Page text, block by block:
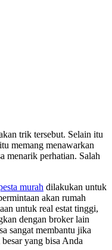
trik tersebut. Selain itu
memang menawarkan
menarik perhatian. Salah
murah dilakukan untuk
akan rumah
untuk real estat tinggi,
dengan broker lain
sangat membantu jika
yang bisa Anda